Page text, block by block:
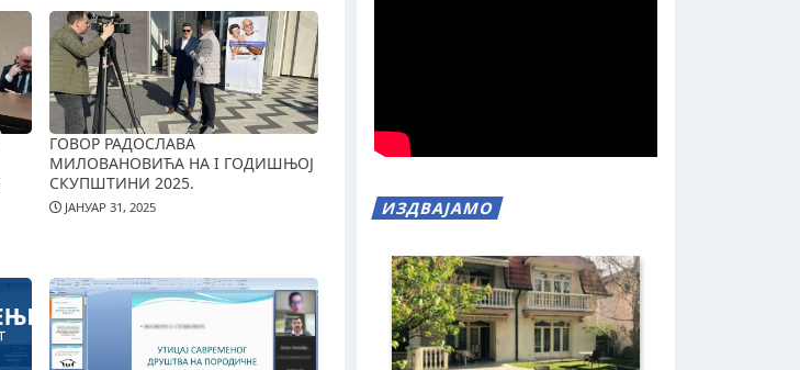
ГОВОР РАДОСЛАВА
МИЛОВАНОВИЋА НА I ГОДИШЊОЈ
СКУПШТИНИ 2025.
ЈАНУАР 31, 2025 ИЗДВАЈАМО